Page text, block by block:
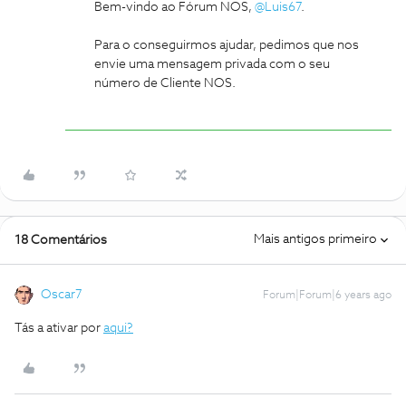
Bem-vindo ao Fórum NOS, @Luis67.
Para o conseguirmos ajudar, pedimos que nos
envie uma mensagem privada com o seu
número de Cliente NOS.
18 Comentários Mais antigos primeiro
Oscar7 Forum|Forum|6 years ago
Tás a ativar por aqui?